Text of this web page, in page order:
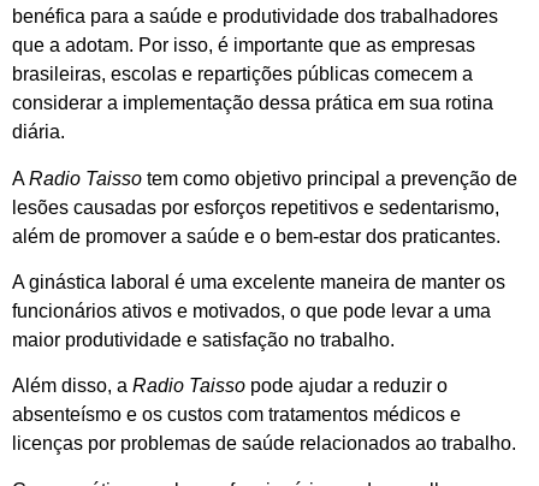
benéfica para a saúde e produtividade dos trabalhadores
que a adotam. Por isso, é importante que as empresas
brasileiras, escolas e repartições públicas comecem a
considerar a implementação dessa prática em sua rotina
diária.
ARadio Taisso tem como objetivo principal a prevenção de
lesões causadas por esforços repetitivos e sedentarismo,
além de promover a saúde e o bem-estar dos praticantes.
A ginástica laboral é uma excelente maneira de manter os
funcionários ativos e motivados, o que pode levar a uma
maior produtividade e satisfação no trabalho.
Além disso, a Radio Taisso pode ajudar a reduzir o
absenteísmo e os custos com tratamentos médicos e
licenças por problemas de saúde relacionados ao trabalho.